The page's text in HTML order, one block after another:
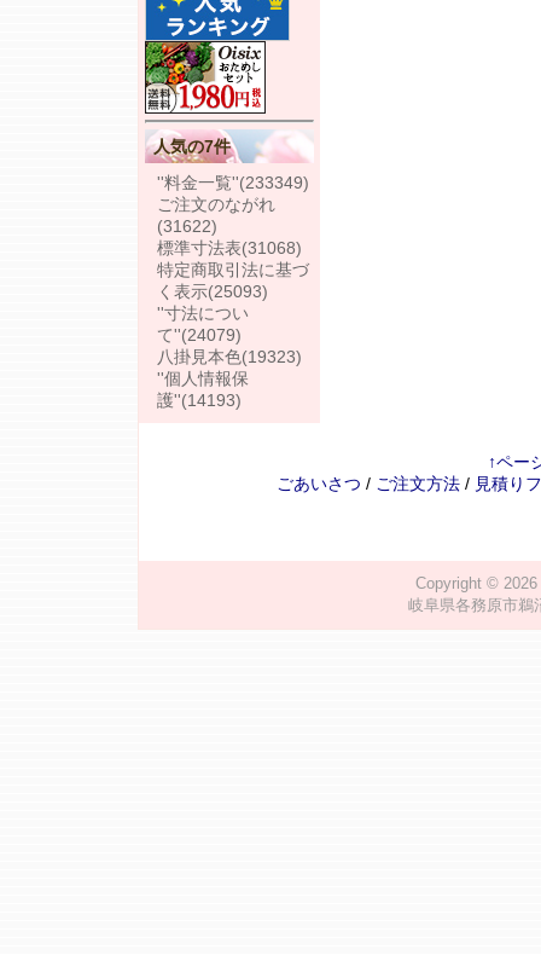
人気の7件
''料金一覧''(233349)
ご注文のながれ
(31622)
標準寸法表(31068)
特定商取引法に基づ
く表示(25093)
''寸法につい
て''(24079)
八掛見本色(19323)
''個人情報保
護''(14193)
↑ペー
ごあいさつ / ご注文方法 / 見積り
Copyright © 2026
岐阜県各務原市鵜